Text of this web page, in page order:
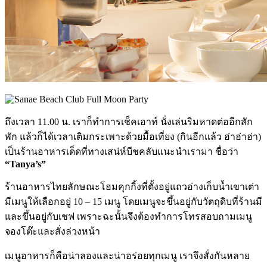
ถึงเวลา 11.00 น. เราก็ทำการเช็คเอาท์ นั่งเล่นริมหาดต่ออีกสัก
พัก แล้วก็ได้เวลาเติมกระเพาะด้วยมื้อเที่ยง (กินอีกแล้ว ฮ่าฮ่าฮ่า)
เป็นร้านอาหารเด็ดที่ทางเสน่ห์บีชคลับแนะนำเรามา ชื่อว่า
“Tanya’s”
ร้านอาหารไทยลักษณะโฮมคุกกิ้งที่ตั้งอยู่แถวอ่างเก็บน้ำเขาเต่า
มีเมนูให้เลือกอยู่ 10 – 15 เมนู โดยเมนูจะขึ้นอยู่กับวัตถุดิบที่ร้านมี
และขึ้นอยู่กับเชฟ เพราะฉะนั้นจึงต้องทำการโทรสอบถามเมนู
จองโต๊ะและสั่งล่วงหน้า
เมนูอาหารก็คือน่าลองและน่าอร่อยทุกเมนู เราจึงสั่งกันหลาย